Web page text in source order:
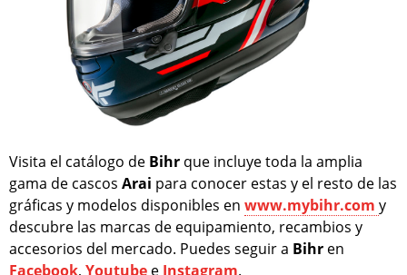
Visita el catálogo de Bihr que incluye toda la amplia
gama de cascos Arai para conocer estas y el resto de las
gráficas y modelos disponibles en www.mybihr.com y
descubre las marcas de equipamiento, recambios y
accesorios del mercado. Puedes seguir a Bihr en
Facebook, Youtube e Instagram.